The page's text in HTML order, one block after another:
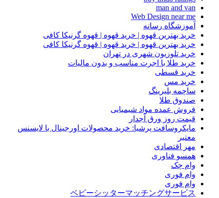
man and van
Web Design near me
آموزشگاه رسانه
خرید بهترین قهوه | خرید قهوه | قهوه گرنیکا کافی
خرید بهترین قهوه | خرید قهوه | قهوه گرنیکا کافی
خرید تلوزیون شهری در تهران
خرید طلا با اجرت مناسب و بدون مالیات
خرید قسطی
خرید مس
ساچمه بلبرینگ
صندوق طلا
فروش عمده مواد شیمیایی
قیمت روز ورق آجدار
مایکروسافت پرشیا: خرید محصولات اورجینال با لایسنس
معتبر
مهر اقتصادی
همسو فناوری
وام چک
وام فوری
وام فوری
ベビーシッターマッチングサービス